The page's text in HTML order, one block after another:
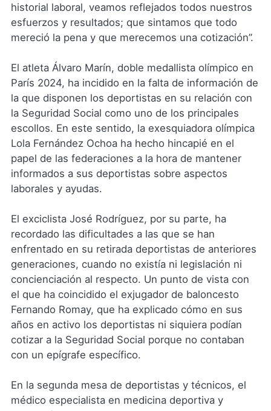
historial laboral, veamos reflejados todos nuestros
esfuerzos y resultados; que sintamos que todo
mereció la pena y que merecemos una cotización”.
El atleta Álvaro Marín, doble medallista olímpico en
París 2024, ha incidido en la falta de información de
la que disponen los deportistas en su relación con
la Seguridad Social como uno de los principales
escollos. En este sentido, la exesquiadora olímpica
Lola Fernández Ochoa ha hecho hincapié en el
papel de las federaciones a la hora de mantener
informados a sus deportistas sobre aspectos
laborales y ayudas.
El exciclista José Rodríguez, por su parte, ha
recordado las dificultades a las que se han
enfrentado en su retirada deportistas de anteriores
generaciones, cuando no existía ni legislación ni
concienciación al respecto. Un punto de vista con
el que ha coincidido el exjugador de baloncesto
Fernando Romay, que ha explicado cómo en sus
años en activo los deportistas ni siquiera podían
cotizar a la Seguridad Social porque no contaban
con un epígrafe específico.
En la segunda mesa de deportistas y técnicos, el
médico especialista en medicina deportiva y